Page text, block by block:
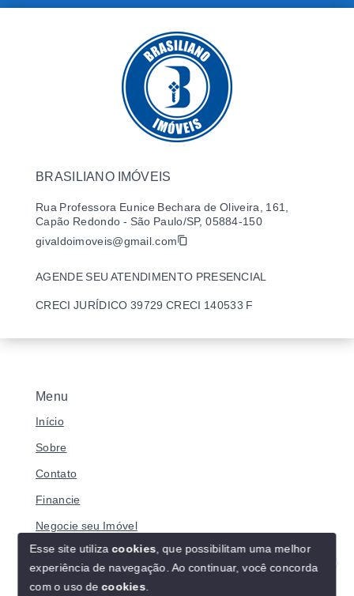
Menu
Início
Sobre
Contato
Financie
Negocie seu Imóvel
© Copyright 2026 - BRASILIANO IMÓVEIS - Todos os
BRASILIANO IMÓVEIS
Rua Professora Eunice Bechara de Oliveira, 161,
Capão Redondo - São Paulo/SP, 05884-150
givaldoimoveis@gmail.com
AGENDE SEU ATENDIMENTO PRESENCIAL
CRECI JURÍDICO 39729 CRECI 140533 F
Olá! Estamos disponíveis para te ajudar.
Esse site utilizacookies , que possibilitam uma melhor
experiência de navegação. Ao continuar, você concorda
com o uso decookies